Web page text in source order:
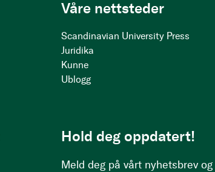
Våre nettsteder
Scandinavian University Press
Juridika
Kunne
Ublogg
Hold deg oppdatert!
Meld deg på vårt nyhetsbrev og